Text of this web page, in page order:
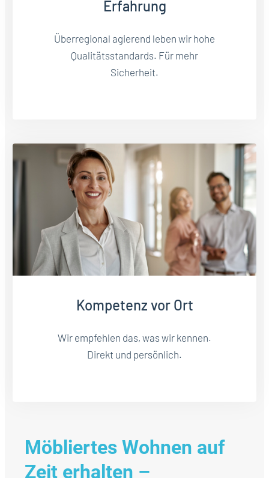
Erfahrung
Überregional agierend leben wir hohe
Qualitätsstandards. Für mehr
Sicherheit.
Kompetenz vor Ort
Wir empfehlen das, was wir kennen.
Direkt und persönlich.